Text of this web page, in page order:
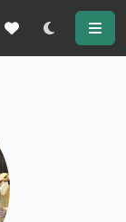
Darkmode